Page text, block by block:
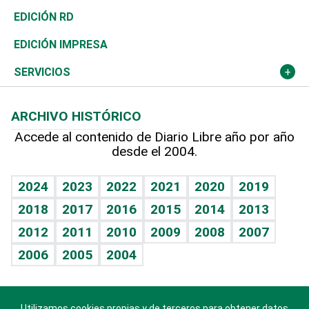
Ocenanía
Caribe
Resto del mundo
Telecom.
Global y variable
Economía personal
Sociales
Novedades
Podcast Arte Libre
Hablando con el pediatra
Vida y familia
Eñe
Celebrando la vida
Sin complejos
En pocas palabras
Tenis
Olimpismo
Más deportes
TBT Deportivo
El Espía
Noticiero Poteleche
Columnistas
Más firmas
Historia
Martes de tecnología
Cambio climático
Revista
Deportes
Opinión
Hecho en casa
Guía del dinero
EDICIÓN RD
EDICIÓN IMPRESA
SERVICIOS
Cumpleaños
Horóscopos
Crucigramas
ARCHIVO HISTÓRICO
Accede al contenido de Diario Libre año por año
desde el 2004.
2024 2023 2022 2021 2020
2019
2018
2017 2016 2015 2014
2013
2012
2011 2010 2009 2008
2007
2006
2005 2004